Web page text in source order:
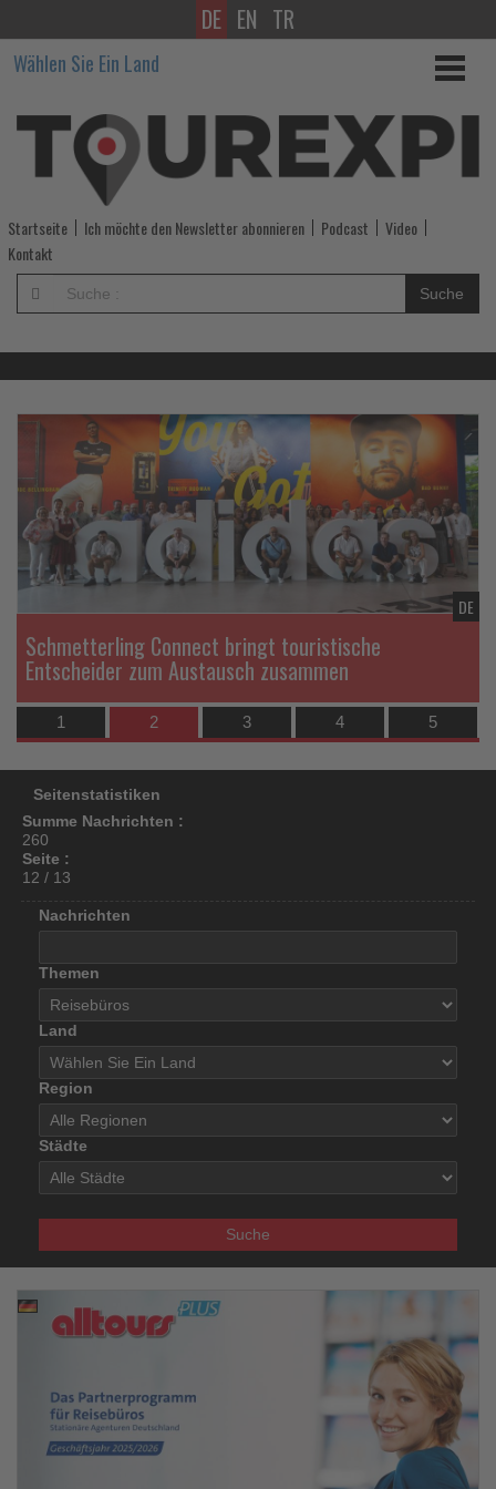
Wissen,
was
im
Tourismus
los
ist!
Wissen,
was
im
Tourismus
los
ist!
DE EN TR
Wählen Sie Ein Land
Startseite Ich möchte den Newsletter abonnieren Podcast
Video
Kontakt
Suche
Lesen
Nachrichten
Schmetterling Connect bringt touristische
Entscheider zum Austausch zusammen
DE
1 2 3 4 5
Seitenstatistiken
Summe Nachrichten :
260
Seite :
12 / 13
Nachrichten
Themen
Land
Region
Städte
Suche
30.08.2025